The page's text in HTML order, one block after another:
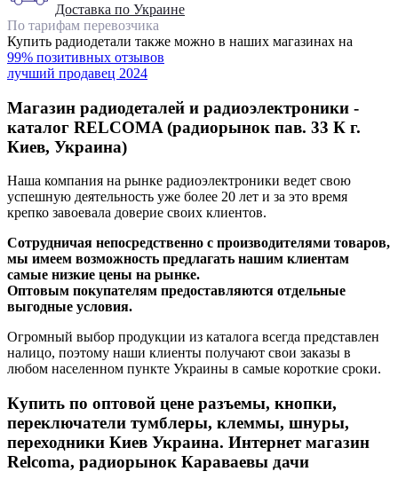
Доставка по Украине
По тарифам перевозчика
Купить радиодетали также можно в наших магазинах на
99% позитивных отзывов
лучший продавец 2024
Магазин радиодеталей и радиоэлектроники -
каталог RELCOMA (радиорынок пав. 33 К г.
Киев, Украина)
Наша компания на рынке радиоэлектроники ведет свою
успешную деятельность уже более 20 лет и за это время
крепко завоевала доверие своих клиентов.
Сотрудничая непосредственно с производителями товаров,
мы имеем возможность предлагать нашим клиентам
самые низкие цены на рынке.
Оптовым покупателям предоставляются отдельные
выгодные условия.
Огромный выбор продукции из каталога всегда представлен
налицо, поэтому наши клиенты получают свои заказы в
любом населенном пункте Украины в самые короткие сроки.
Купить по оптовой цене разъемы, кнопки,
переключатели тумблеры, клеммы, шнуры,
переходники Киев Украина. Интернет магазин
Relcoma, радиорынок Караваевы дачи